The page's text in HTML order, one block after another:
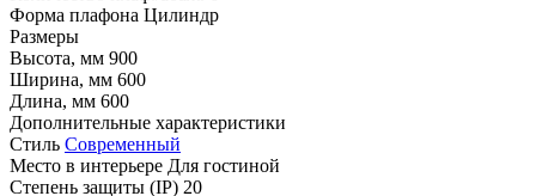
Форма плафона Цилиндр
Размеры
Высота, мм 900
Ширина, мм 600
Длина, мм 600
Дополнительные характеристики
Стиль Современный
Место в интерьере Для гостиной
Степень защиты (IP) 20